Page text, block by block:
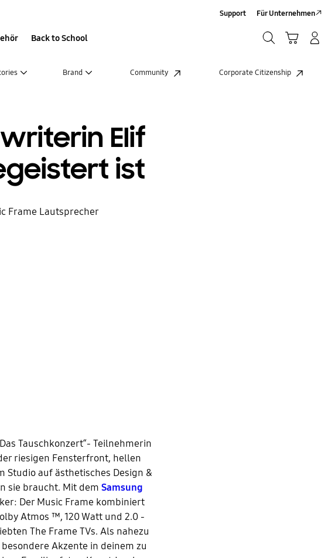
Back to School
Support Für Unternehmen
Brand Community Corporate Citizenship
Elif
ist
Frame Lautsprecher
Tauschkonzert“- Teilnehmerin
riesigen Fensterfront, hellen
Studio auf ästhetisches Design &
sie braucht. Mit dem Samsung
Der Music Frame kombiniert
Atmos ™, 120 Watt und 2.0 -
The Frame TVs. Als nahezu
Akzente in deinem zu